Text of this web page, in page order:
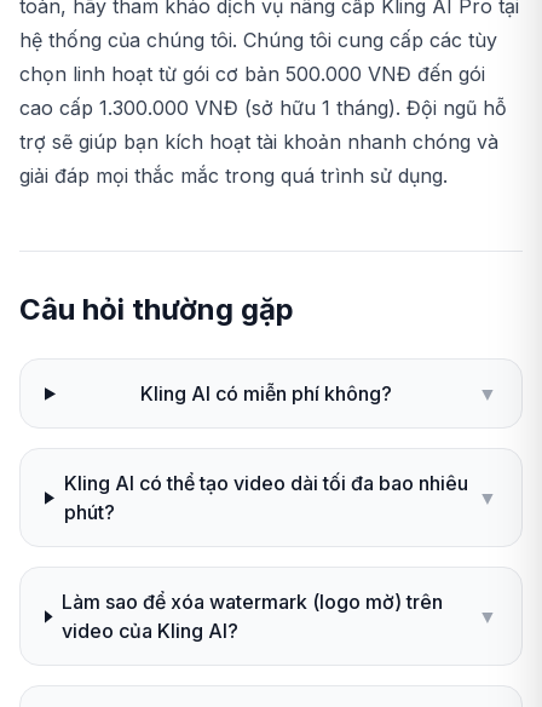
toàn, hãy tham khảo dịch vụ nâng cấp Kling AI Pro tại
hệ thống của chúng tôi. Chúng tôi cung cấp các tùy
chọn linh hoạt từ gói cơ bản 500.000 VNĐ đến gói
cao cấp 1.300.000 VNĐ (sở hữu 1 tháng). Đội ngũ hỗ
trợ sẽ giúp bạn kích hoạt tài khoản nhanh chóng và
giải đáp mọi thắc mắc trong quá trình sử dụng.
Câu hỏi thường gặp
Kling AI có miễn phí không? ▼
Kling AI có thể tạo video dài tối đa bao nhiêu
phút?
▼
Làm sao để xóa watermark (logo mờ) trên
video của Kling AI?
▼